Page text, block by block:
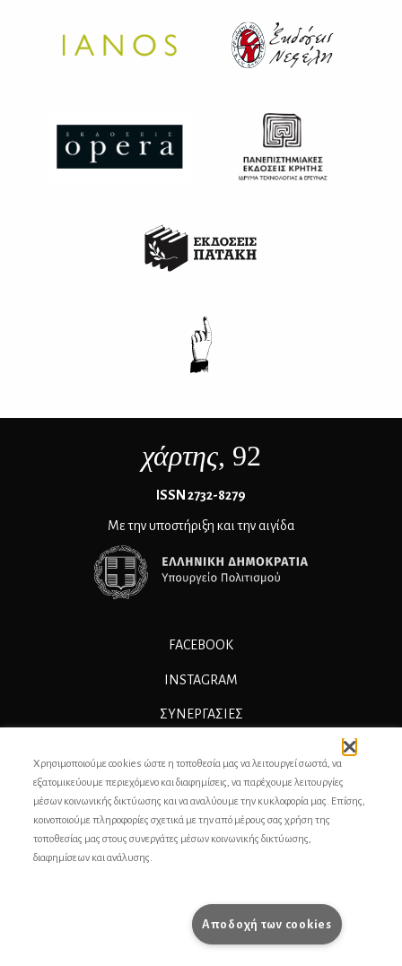
χάρτης, 92
ΙSSN 2732-8279
Με την υποστήριξη και την αιγίδα
FACEBOOK
INSTAGRAM
ΣΥΝΕΡΓΑΣΊΕΣ
ΕΠΙΚΟΙΝΩΝΙΑ
ΣΥΝΤΕΛΕΣΤΕΣ
ΟΡΟΙ ΧΡΗΣΗΣ
Χρησιμοποιούμε cookies ώστε η τοποθεσία μας να λειτουργεί σωστά, να
εξατομικεύουμε περιεχόμενο και διαφημίσεις, να παρέχουμε λειτουργίες
μέσων κοινωνικής δικτύωσης και να αναλύουμε την κυκλοφορία μας. Επίσης,
κοινοποιούμε πληροφορίες σχετικά με την από μέρους σας χρήση της
τοποθεσίας μας στους συνεργάτες μέσων κοινωνικής δικτύωσης,
διαφημίσεων και ανάλυσης.
Αποδοχή των cookies